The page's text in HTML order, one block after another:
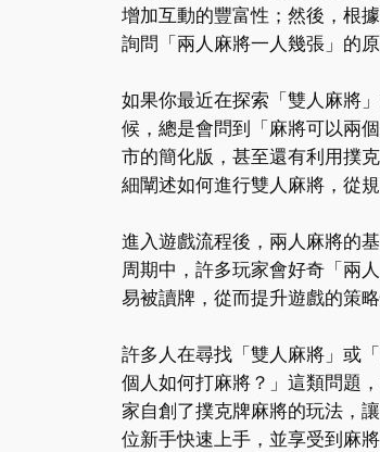
增加互動的豐富性；然後，根
詢問「兩人麻將一人幾張」的原
如果你最近在探索「雙人麻將
候，總是會問到「麻將可以兩
市的簡化版，甚至還有利用撲
細闡述如何進行雙人麻將，從
進入遊戲流程後，兩人麻將的
周期中，許多玩家會好奇「兩
易被讀牌，從而提升遊戲的策
許多人在尋找「雙人麻將」或
個人如何打麻將？」這類問題
家自創了撲克牌麻將的玩法，
位新手快速上手，並享受到麻將